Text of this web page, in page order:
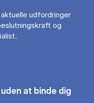
udfordringer
og
at binde dig